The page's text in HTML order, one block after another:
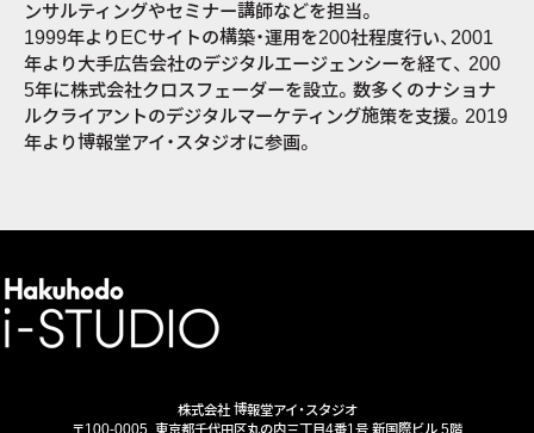
ンサルティングやセミナー講師などを担当。
1999年よりECサイトの構築・運用を200社程度行い、2001
年より大手広告会社のデジタルエージェンシーを経て、 200
5年に株式会社クロスフェーダーを設立。数多くのナショナ
ルクライアントのデジタルマーケティング施策を支援。2019
年より博報堂アイ・スタジオに参画。
株式会社 博報堂アイ・スタジオ
〒100-0005 東京都千代田区丸の内三丁目4番1号 新国際ビル 5階